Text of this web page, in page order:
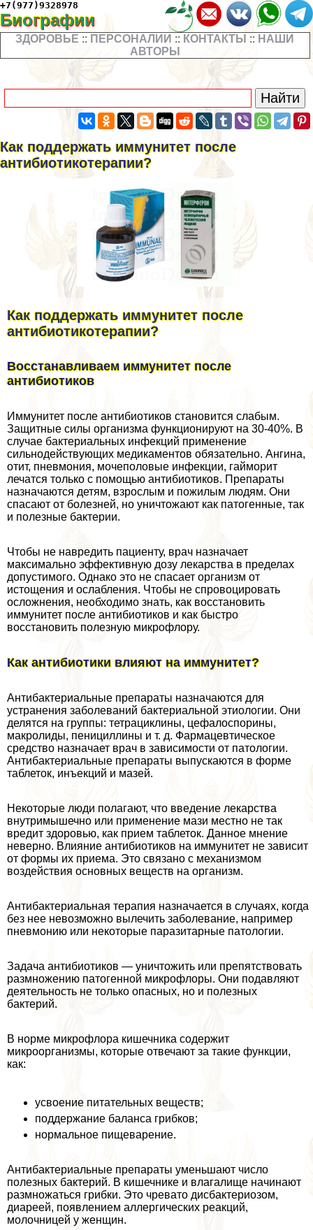
+7(977)9328978
Биографии
ЗДОРОВЬЕ :: ПЕРСОНАЛИИ :: КОНТАКТЫ :: НАШИ
АВТОРЫ
Как поддержать иммунитет после
антибиотикотерапии?
Как поддержать иммунитет после
антибиотикотерапии?
Восстанавливаем иммунитет после
антибиотиков
Иммунитет после антибиотиков становится слабым.
Защитные силы организма функционируют на 30-40%. В
случае бактериальных инфекций применение
сильнодействующих медикаментов обязательно. Ангина,
отит, пневмония, мочепoлoвые инфекции, гайморит
лечатся только с помощью антибиотиков. Препараты
назначаются детям, взрослым и пожилым людям. Они
спасают от болезней, но уничтожают как патогенные, так
и полезные бактерии.
Чтобы не навредить пациенту, врач назначает
максимально эффективную дозу лекарства в пределах
допустимого. Однако это не спасает организм от
истощения и ослабления. Чтобы не спровоцировать
осложнения, необходимо знать, как восстановить
иммунитет после антибиотиков и как быстро
восстановить полезную микрофлору.
Как антибиотики влияют на иммунитет?
Антибактериальные препараты назначаются для
устранения заболеваний бактериальной этиологии. Они
делятся на группы: тетрациклины, цефалоспорины,
макролиды, пенициллины и т. д. Фармацевтическое
средство назначает врач в зависимости от патологии.
Антибактериальные препараты выпускаются в форме
таблеток, инъекций и мазей.
Некоторые люди полагают, что введение лекарства
внутримышечно или применение мази местно не так
вредит здоровью, как прием таблеток. Данное мнение
неверно. Влияние антибиотиков на иммунитет не зависит
от формы их приема. Это связано с механизмом
воздействия основных веществ на организм.
Антибактериальная терапия назначается в случаях, когда
без нее невозможно вылечить заболевание, например
пневмонию или некоторые паразитарные патологии.
Задача антибиотиков — уничтожить или препятствовать
размножению патогенной микрофлоры. Они подавляют
деятельность не только опасных, но и полезных
бактерий.
В норме микрофлора кишечника содержит
микроорганизмы, которые отвечают за такие функции,
как:
усвоение питательных веществ;
поддержание баланса грибков;
нормальное пищеварение.
Антибактериальные препараты уменьшают число
полезных бактерий. В кишечнике и влагалище начинают
размножаться грибки. Это чревато дисбактериозом,
диареей, появлением аллергических реакций,
молочницей у женщин.